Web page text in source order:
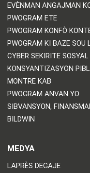
EVÈNMAN ANGAJMAN
PWOGRAM ETE
PWOGRAM KONFÒ
PWOGRAM KI BAZE SOU
CYBER SEKIRITE SOSYAL
KONSYANTIZASYON
MONTRE KAB
PWOGRAM ANVAN YO
SIBVANSYON,
BILDWIN
MEDYA
LAPRÈS DEGAJE